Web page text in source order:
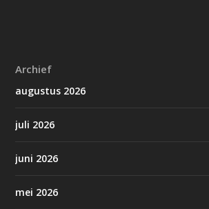
Archief
augustus 2026
juli 2026
juni 2026
mei 2026